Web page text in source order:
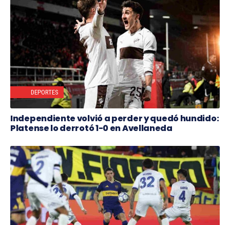
DEPORTES
Independiente volvió a perder y quedó hundido:
Platense lo derrotó 1-0 en Avellaneda